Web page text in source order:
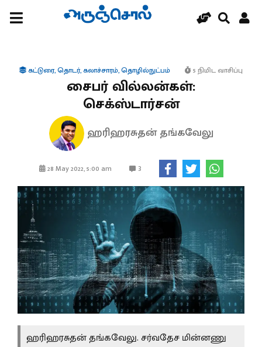
கட்டுரை,தொடர்,கலாச்சாரம்,தொழில்நுட்பம் 5 நிமிட வாசிப்பு
சைபர் வில்லன்கள்:
செக்ஸ்டார்சன்
ஹரிஹரசுதன் தங்கவேலு
28 May 2022, 5:00 am 3
ஹரிஹரசுதன் தங்கவேலு. சர்வதேச மின்னணு